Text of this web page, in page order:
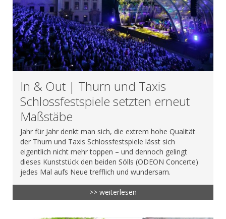
In & Out | Thurn und Taxis
Schlossfestspiele setzten erneut
Maßstäbe
Jahr für Jahr denkt man sich, die extrem hohe Qualität
der Thurn und Taxis Schlossfestspiele lässt sich
eigentlich nicht mehr toppen – und dennoch gelingt
dieses Kunststück den beiden Sölls (ODEON Concerte)
jedes Mal aufs Neue trefflich und wundersam.
>> weiterlesen